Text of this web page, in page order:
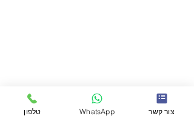
הזמנות בווצאפ:
050-47-57-365
051-296-2006
טלפון WhatsApp צור קשר